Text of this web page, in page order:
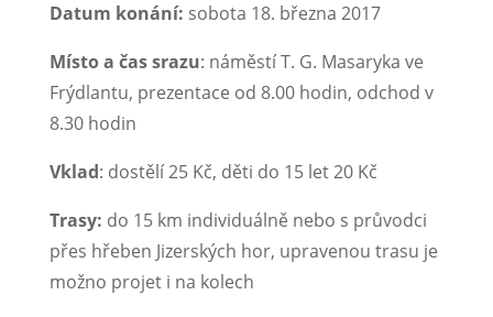
Datum konání: sobota 18. března 2017
Místo a čas srazu: náměstí T. G. Masaryka ve
Frýdlantu, prezentace od 8.00 hodin, odchod v
8.30 hodin
Vklad: dostělí 25 Kč, děti do 15 let 20 Kč
Trasy: do 15 km individuálně nebo s průvodci
přes hřeben Jizerských hor, upravenou trasu je
možno projet i na kolech